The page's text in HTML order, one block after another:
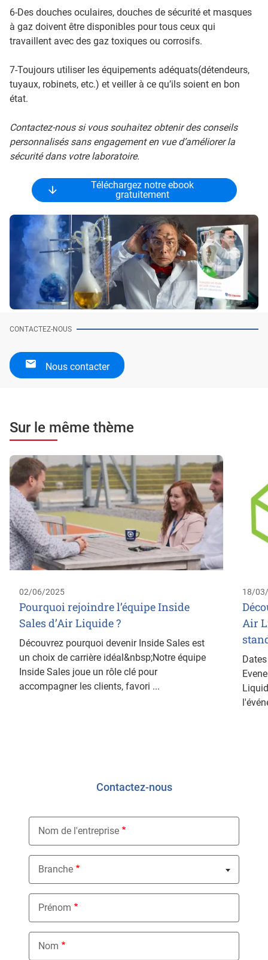
6-Des douches oculaires, douches de sécurité et masques
à gaz doivent être disponibles pour tous ceux qui
travaillent avec des gaz toxiques ou corrosifs.
7-Toujours utiliser les équipements adéquats(détendeurs,
tuyaux, robinets, etc.) et veiller à ce qu’ils soient en bon
état.
Contactez-nous si vous souhaitez obtenir des conseils
personnalisés sans engagement en vue d’améliorer la
sécurité dans votre laboratoire.
Téléchargez notre ebook
gratuitement
CONTACTEZ-NOUS
Nous contacter
Sur le même thème
02/06/2025
Pourquoi rejoindre l’équipe Inside
Sales d’Air Liquide ?
Découvrez pourquoi devenir Inside Sales est
un choix de carrière idéal&nbsp;Notre équipe
Inside Sales joue un rôle clé pour
accompagner les clients, favori ...
18/
Air
Contactez-nous
Nom de l'entreprise
Branche
Nothing selected
Prénom
Nom